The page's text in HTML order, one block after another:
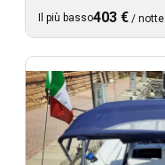
Il più basso403 € / notte